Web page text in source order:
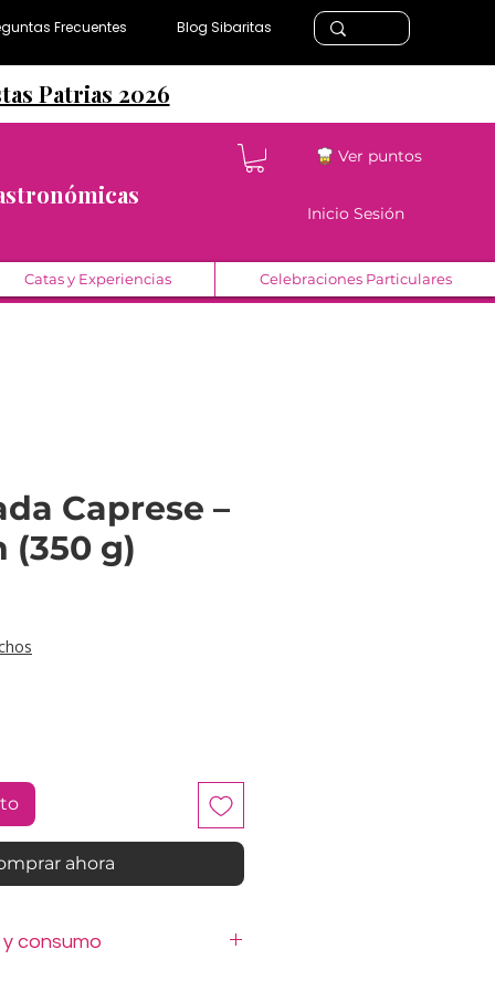
Frecuentes Blog Sibaritas
Patrias 2026
Ver puntos
Inicio Sesión
Catas y Experiencias Celebraciones Particulares
Caprese –
(350 g)
ahora
consumo